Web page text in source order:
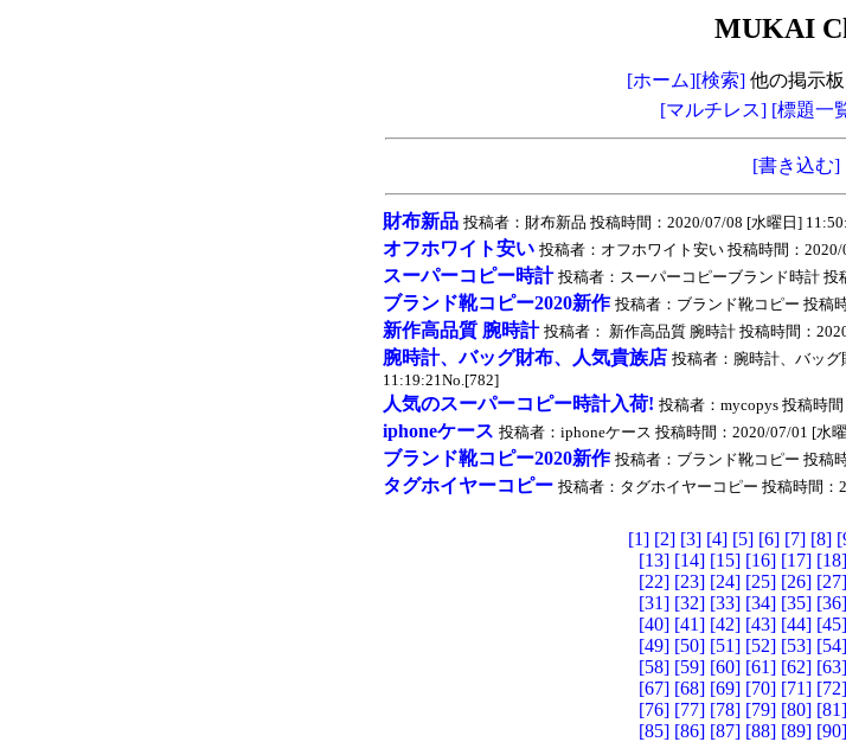
MUKAI
[ホーム][検索] 他の掲示
[マルチレス] [標題一
[書き込む]
財布新品 投稿者：財布新品 投稿時間：2020/07/08 [水曜日]
オフホワイト安い 投稿者：オフホワイト安い 投稿時間：
スーパーコピー時計 投稿者：スーパーコピーブランド時計
ブランド靴コピー2020新作 投稿者：ブランド靴コピー 投稿
新作高品質 腕時計 投稿者： 新作高品質 腕時計 投稿時間：
腕時計、バッグ財布、人気貴族店 投稿者：腕時計、バッ
11:19:21No.[782]
人気のスーパーコピー時計入荷! 投稿者：mycopys 投稿時
iphoneケース 投稿者：iphoneケース 投稿時間：2020/07/01 [水
ブランド靴コピー2020新作 投稿者：ブランド靴コピー 投稿
タグホイヤーコピー 投稿者：タグホイヤーコピー 投稿時間
[1] [2] [3] [4] [5] [6] [7] [8]
[13] [14] [15] [16] [17] [18]
[22] [23] [24] [25] [26] [27]
[31] [32] [33] [34] [35] [36]
[40] [41] [42] [43] [44] [45]
[49] [50] [51] [52] [53] [54]
[58] [59] [60] [61] [62] [63]
[67] [68] [69] [70] [71] [72]
[76] [77] [78] [79] [80] [81]
[85] [86] [87] [88] [89] [90]